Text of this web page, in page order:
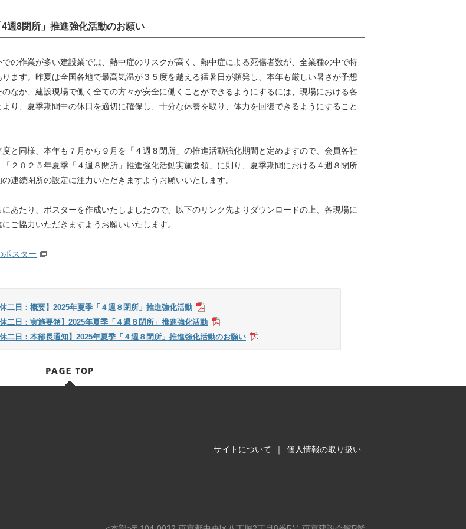
週8閉所」推進強化活動のお願い
の作業が多い建設業では、熱中症のリスクが高く、熱中症による死傷者数が、全業種の中で特
ます。昨夏は全国各地で最高気温が３５度を越える猛暑日が頻発し、本年も厳しい暑さが予想
なか、建設現場で働く全ての方々が安全に働くことができるようにするには、現場における各
り、夏季期間中の休日を適切に確保し、十分な休養を取り、体力を回復できるようにすること
と同様、本年も７月から９月を「４週８閉所」の推進活動強化期間と定めますので、会員各社
２０２５年夏季「４週８閉所」推進強化活動実施要領」に則り、夏季期間における４週８閉所
連続閉所の設定に注力いただきますようお願いいたします。
あたり、ポスターを作成いたしましたので、以下のリンク先よりダウンロードの上、各現場に
ご協力いただきますようお願いいたします。
ポスター
二日：概要】2025年夏季「４週８閉所」推進強化活動
二日：実施要領】2025年夏季「４週８閉所」推進強化活動
二日：本部長通知】2025年夏季「４週８閉所」推進強化活動のお願い
サイトについて ｜ 個人情報の取り扱い